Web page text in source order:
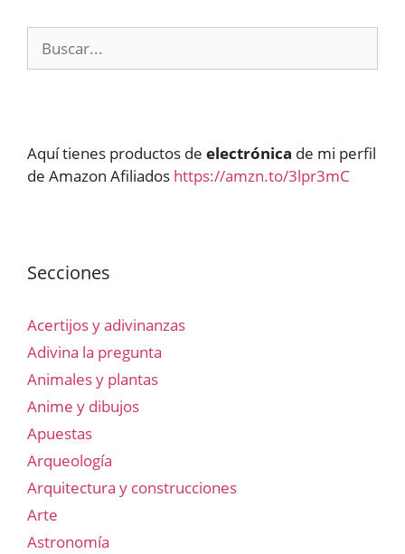
Aquí tienes productos de electrónica de mi perfil
de Amazon Afiliados https://amzn.to/3lpr3mC
Secciones
Acertijos y adivinanzas
Adivina la pregunta
Animales y plantas
Anime y dibujos
Apuestas
Arqueología
Arquitectura y construcciones
Arte
Astronomía